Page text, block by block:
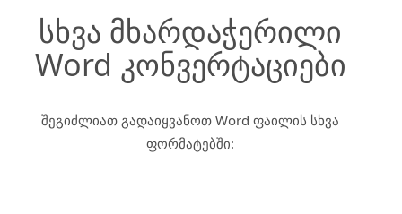
სხვა მხარდაჭერილი
Word კონვერტაციები
შეგიძლიათ გადაიყვანოთ Word ფაილის სხვა
ფორმატებში: